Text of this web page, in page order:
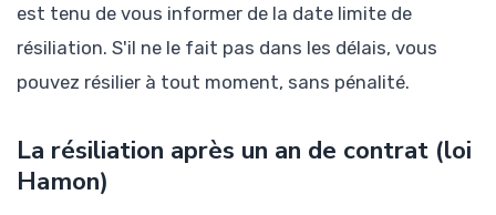
est tenu de vous informer de la date limite de
résiliation. S'il ne le fait pas dans les délais, vous
pouvez résilier à tout moment, sans pénalité.
La résiliation après un an de contrat (loi
Hamon)